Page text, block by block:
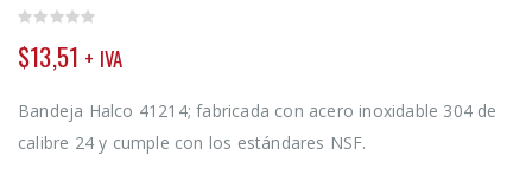
out
of
$13,51 + IVA
Bandeja Halco 41214; fabricada con acero inoxidable 304 de
calibre 24 y cumple con los estándares NSF.